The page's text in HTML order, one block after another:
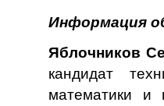
Информация
Яблочников
кандидат
математики